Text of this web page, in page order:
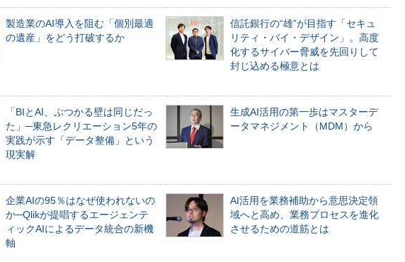
製造業のAI導入を阻む「個別最適
の遺産」をどう打破するか
信託銀行の“雄”が目指す「セキュ
リティ・バイ・デザイン」。高度
化するサイバー脅威を先回りして
封じ込める極意とは
「BIとAI、ぶつかる壁は同じだっ
た」─東急レクリエーション5年の
実践が示す「データ整備」という
現実解
生成AI活用の第一歩はマスターデ
ータマネジメント（MDM）から
企業AIの95％はなぜ使われないの
か─Qlikが提唱するエージェンテ
ィックAIによるデータ統合の新機
軸
AI活用を業務補助から意思決定領
域へと高め、業務プロセスを進化
させるための道筋とは